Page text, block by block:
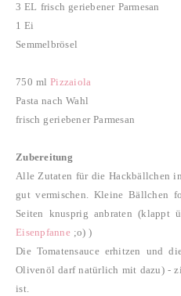
3 EL frisch geriebener Parmesan
1 Ei
Semmelbrösel
750 mlPizzaiola
Pasta nach Wahl
frisch geriebener Parmesan
Zubereitung
Alle Zutaten für die Hackbällchen
gut vermischen. Kleine Bällchen
Seiten knusprig anbraten (klappt
Eisenpfanne;o) )
Die Tomatensauce erhitzen und
Olivenöl darf natürlich mit dazu) -
ist.